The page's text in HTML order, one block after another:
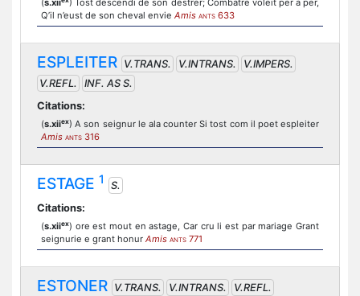
(s.xii
) Tost descendi de son destrer; Combatre voleit per a per,
Q’il n’eust de son cheval envie Amis ANTS 633
ESPLEITER V.TRANS. V.INTRANS.
V.IMPERS.
V.REFL.
INF. AS S.
Citations:
(s.xiiex) A son seignur le ala counter Si tost com il poet espleiter
Amis ANTS 316
ESTAGE 1
S.
Citations:
(s.xiiex) ore est mout en astage, Car cru li est par mariage Grant
seignurie e grant honur Amis ANTS 771
ESTONER V.TRANS. V.INTRANS.
V.REFL.